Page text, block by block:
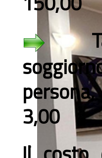
3,00